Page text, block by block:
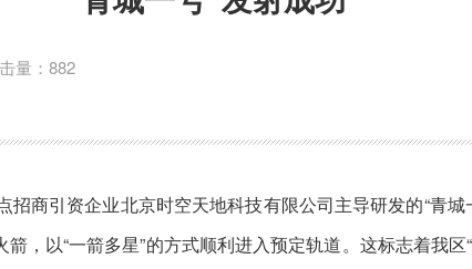
量： 882
商引资企业北京时空天地科技有限公司主导研发的“青
，以“一箭多星”的方式顺利进入预定轨道。这标志着我区